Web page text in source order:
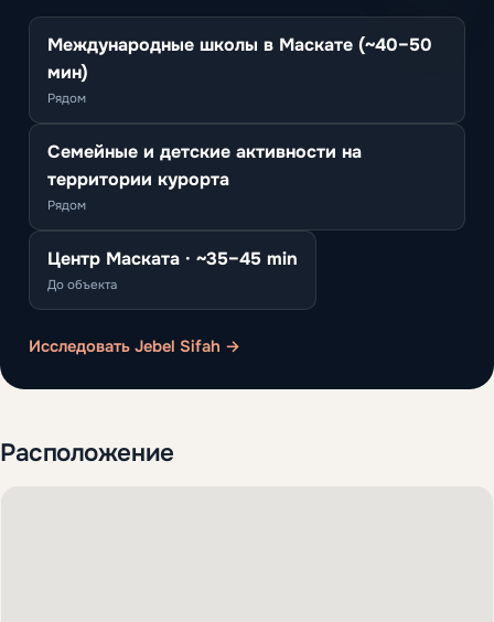
Международные школы в Маскате (~40–50
мин)
Рядом
Семейные и детские активности на
территории курорта
Рядом
Центр Маската · ~35–45 min
До объекта
Исследовать Jebel Sifah →
Расположение